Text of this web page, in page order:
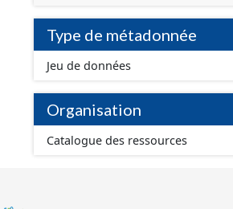
Type de métadonnée
Jeu de données
Organisation
Catalogue des ressources